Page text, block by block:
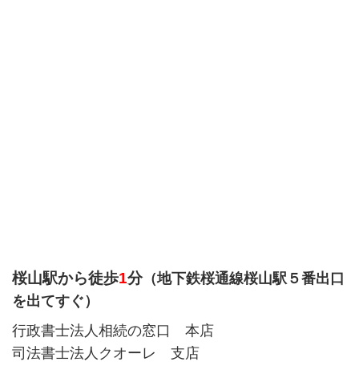
桜山駅から徒歩1分（地下鉄桜通線桜山駅５番出口
を出てすぐ）
行政書士法人相続の窓口 本店
司法書士法人クオーレ 支店